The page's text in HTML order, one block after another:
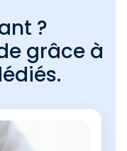
?
grâce à